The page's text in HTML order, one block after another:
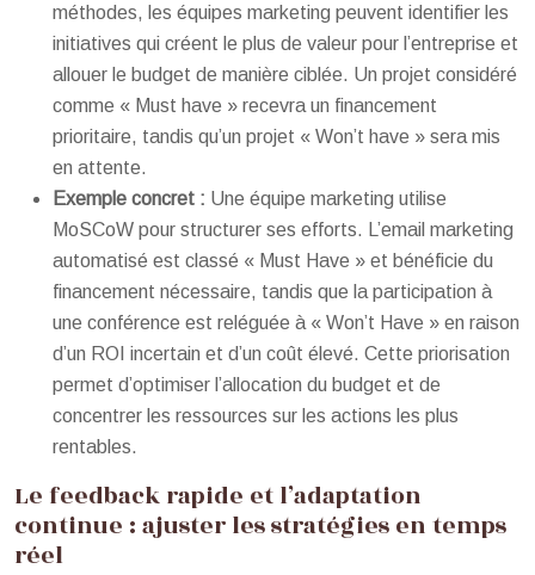
méthodes, les équipes marketing peuvent identifier les
initiatives qui créent le plus de valeur pour l’entreprise et
allouer le budget de manière ciblée. Un projet considéré
comme « Must have » recevra un financement
prioritaire, tandis qu’un projet « Won’t have » sera mis
en attente.
Exemple concret : Une équipe marketing utilise
MoSCoW pour structurer ses efforts. L’email marketing
automatisé est classé « Must Have » et bénéficie du
financement nécessaire, tandis que la participation à
une conférence est reléguée à « Won’t Have » en raison
d’un ROI incertain et d’un coût élevé. Cette priorisation
permet d’optimiser l’allocation du budget et de
concentrer les ressources sur les actions les plus
rentables.
Le feedback rapide et l’adaptation
continue : ajuster les stratégies en temps
réel